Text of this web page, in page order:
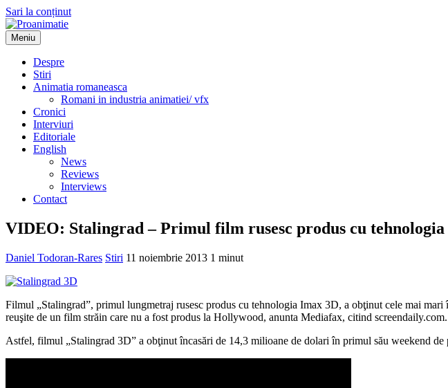
Sari la conținut
Proanimatie
Stiri despre filme de animatie
Meniu
Despre
Stiri
Animatia romaneasca
Romani in industria animatiei/ vfx
Cronici
Interviuri
Editoriale
English
News
Reviews
Interviews
Contact
VIDEO: Stalingrad – Primul film rusesc produs cu
Daniel Todoran-Rares Stiri 11 noiembrie 2013 1 minut
Filmul „Stalingrad”, primul lungmetraj rusesc produs cu tehnologia Imax 3D, a obţinut cele mai
reuşite de un film străin care nu a fost produs la Hollywood, anunta Mediafax, citind screendaily.com.
Astfel, filmul „Stalingrad 3D” a obţinut încasări de 14,3 milioane de dolari în primul său weekend